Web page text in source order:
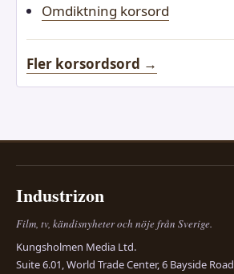
Omdiktning korsord
Fler korsordsord →
Industrizon
Film, tv, kändisnyheter och nöje från Sverige.
Kungsholmen Media Ltd.
Suite 6.01, World Trade Center, 6 Bayside Road